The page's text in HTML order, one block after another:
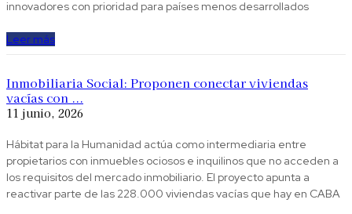
innovadores con prioridad para países menos desarrollados
Leer más
Inmobiliaria Social: Proponen conectar viviendas
vacías con ...
11 junio, 2026
Hábitat para la Humanidad actúa como intermediaria entre
propietarios con inmuebles ociosos e inquilinos que no acceden a
los requisitos del mercado inmobiliario. El proyecto apunta a
reactivar parte de las 228.000 viviendas vacías que hay en CABA